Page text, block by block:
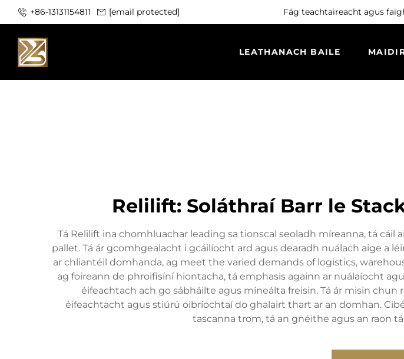
+86-13131154811 [email protected] Fág teachtaireacht agus
LEATHANACH BAILE
Relilift: Soláthraí Barr le
Tá Relilift ina chomhluachar leading sa tionscal seoladh míreanna, tá cáil
pallet. Tá ár gcomhgealacht i gcáilíocht ard agus dearadh nuálach aige a
ar chliantéil domhanda, ag meet the varied demands of logistics,
ag foireann de phroifisíní hiontacha, tá emphasis againn ar nuálaíocht
éifeachtach ach go sábháilte agus míneálta freisin. Tá ár misin
éifeachtacht agus stiúrú oibríochtaí do ghalairt thart ar an domhan.
tascanna trom, tá an gnéithe agus an raon